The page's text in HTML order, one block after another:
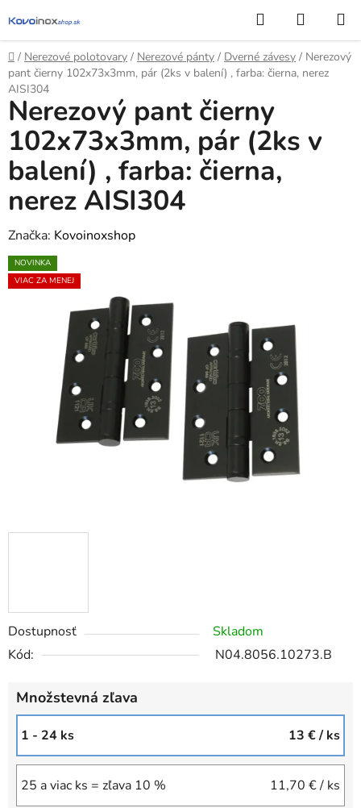
na
obsah
Hľadať
KOŠÍK
Domov
/ Nerezové polotovary / Nerezové pánty / Dverné závesy / Nerezový
pant čierny 102x73x3mm, pár (2ks v balení) , farba: čierna, nerez
AISI304
Dostupnosť
Skladom
Kód:
N04.8056.10273.B
Množstevná zľava
1 - 24 ks 13 €/ ks
25 a viac ks = zľava 10 % 11,70 €/ ks
Nerezový pant čierny
102x73x3mm, pár (2ks v
balení) , farba: čierna,
nerez AISI304
Značka: Kovoinoxshop
NOVINKA
VIAC ZA MENEJ